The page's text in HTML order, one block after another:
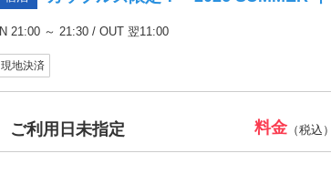
IN 21:00 ～ 21:30 / OUT 翌11:00
現地決済
ご利用日未指定 料金（税込）